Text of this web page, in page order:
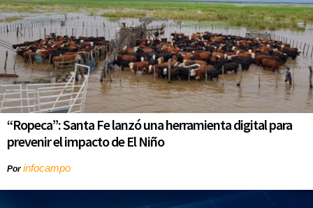
“Ropeca”: Santa Fe lanzó una herramienta digital para
prevenir el impacto de El Niño
Porinfocampo